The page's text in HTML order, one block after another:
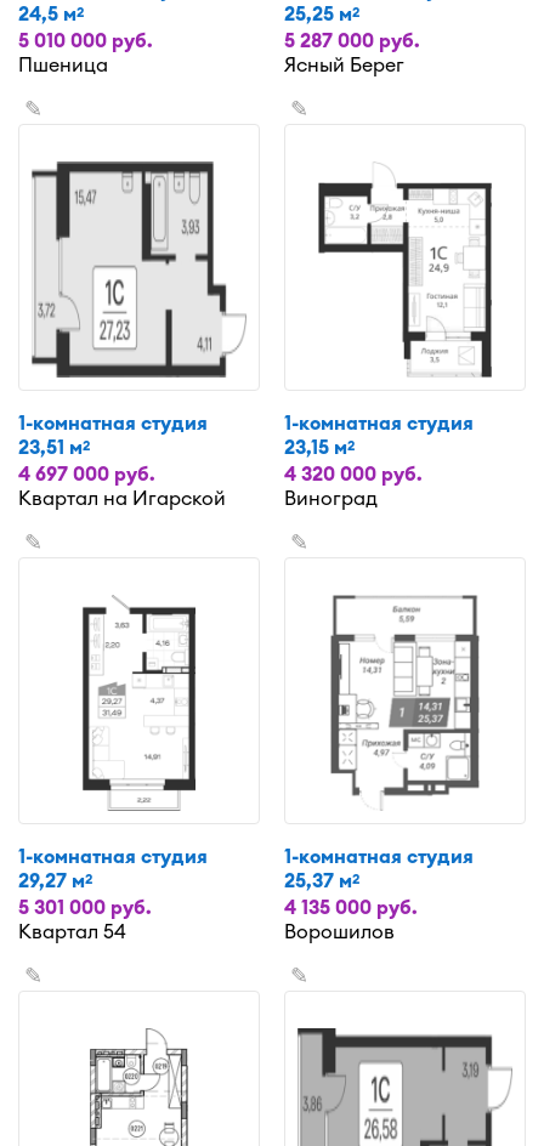
24,5 м2
5 010 000 руб.
Пшеница
25,25 м2
5 287 000 руб.
Ясный Берег
✎
1-комнатная студия
23,51 м2
4 697 000 руб.
Квартал на Игарской
✎
1-комнатная студия
23,15 м2
4 320 000 руб.
Виноград
✎
1-комнатная студия
29,27 м2
5 301 000 руб.
Квартал 54
✎
1-комнатная студия
25,37 м2
4 135 000 руб.
Ворошилов
✎ ✎